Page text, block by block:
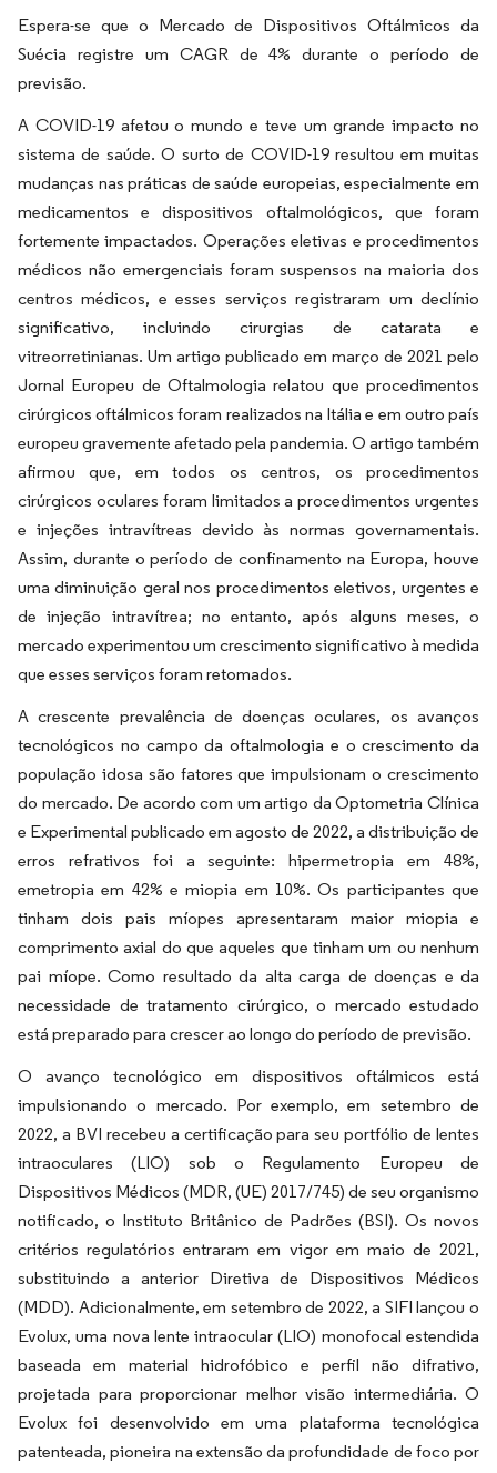
Espera-se que o Mercado de Dispositivos Oftálmicos da
Suécia registre um CAGR de 4% durante o período de
previsão.
A COVID-19 afetou o mundo e teve um grande impacto no
sistema de saúde. O surto de COVID-19 resultou em muitas
mudanças nas práticas de saúde europeias, especialmente em
medicamentos e dispositivos oftalmológicos, que foram
fortemente impactados. Operações eletivas e procedimentos
médicos não emergenciais foram suspensos na maioria dos
centros médicos, e esses serviços registraram um declínio
significativo, incluindo cirurgias de catarata e
vitreorretinianas. Um artigo publicado em março de 2021 pelo
Jornal Europeu de Oftalmologia relatou que procedimentos
cirúrgicos oftálmicos foram realizados na Itália e em outro país
europeu gravemente afetado pela pandemia. O artigo também
afirmou que, em todos os centros, os procedimentos
cirúrgicos oculares foram limitados a procedimentos urgentes
e injeções intravítreas devido às normas governamentais.
Assim, durante o período de confinamento na Europa, houve
uma diminuição geral nos procedimentos eletivos, urgentes e
de injeção intravítrea; no entanto, após alguns meses, o
mercado experimentou um crescimento significativo à medida
que esses serviços foram retomados.
A crescente prevalência de doenças oculares, os avanços
tecnológicos no campo da oftalmologia e o crescimento da
população idosa são fatores que impulsionam o crescimento
do mercado. De acordo com um artigo da Optometria Clínica
e Experimental publicado em agosto de 2022, a distribuição de
erros refrativos foi a seguinte: hipermetropia em 48%,
emetropia em 42% e miopia em 10%. Os participantes que
tinham dois pais míopes apresentaram maior miopia e
comprimento axial do que aqueles que tinham um ou nenhum
pai míope. Como resultado da alta carga de doenças e da
necessidade de tratamento cirúrgico, o mercado estudado
está preparado para crescer ao longo do período de previsão.
O avanço tecnológico em dispositivos oftálmicos está
impulsionando o mercado. Por exemplo, em setembro de
2022, a BVI recebeu a certificação para seu portfólio de lentes
intraoculares (LIO) sob o Regulamento Europeu de
Dispositivos Médicos (MDR, (UE) 2017/745) de seu organismo
notificado, o Instituto Britânico de Padrões (BSI). Os novos
critérios regulatórios entraram em vigor em maio de 2021,
substituindo a anterior Diretiva de Dispositivos Médicos
(MDD). Adicionalmente, em setembro de 2022, a SIFI lançou o
Evolux, uma nova lente intraocular (LIO) monofocal estendida
baseada em material hidrofóbico e perfil não difrativo,
projetada para proporcionar melhor visão intermediária. O
Evolux foi desenvolvido em uma plataforma tecnológica
patenteada, pioneira na extensão da profundidade de foco por